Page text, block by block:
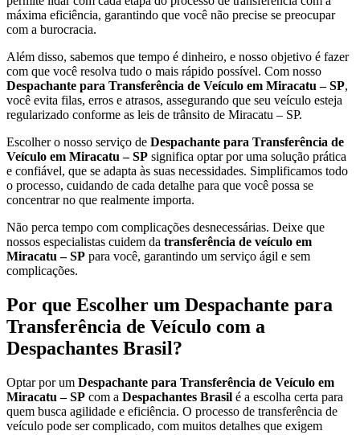
máxima eficiência, garantindo que você não precise se preocupar
com a burocracia.
Além disso, sabemos que tempo é dinheiro, e nosso objetivo é fazer
com que você resolva tudo o mais rápido possível. Com nosso
Despachante para Transferência de Veículo em Miracatu – SP,
você evita filas, erros e atrasos, assegurando que seu veículo esteja
regularizado conforme as leis de trânsito de Miracatu – SP.
Escolher o nosso serviço de Despachante para Transferência de
Veículo em Miracatu – SP significa optar por uma solução prática
e confiável, que se adapta às suas necessidades. Simplificamos todo
o processo, cuidando de cada detalhe para que você possa se
concentrar no que realmente importa.
Não perca tempo com complicações desnecessárias. Deixe que
nossos especialistas cuidem da transferência de veículo em
Miracatu – SP para você, garantindo um serviço ágil e sem
complicações.
Por que Escolher um Despachante para
Transferência de Veículo com a
Despachantes Brasil?
Optar por um Despachante para Transferência de Veículo em
Miracatu – SP com a Despachantes Brasil é a escolha certa para
quem busca agilidade e eficiência. O processo de transferência de
veículo pode ser complicado, com muitos detalhes que exigem